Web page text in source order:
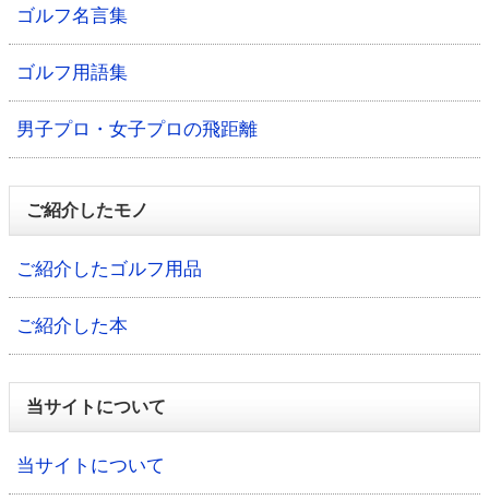
ゴルフ名言集
ゴルフ用語集
男子プロ・女子プロの飛距離
ご紹介したモノ
ご紹介したゴルフ用品
ご紹介した本
当サイトについて
当サイトについて